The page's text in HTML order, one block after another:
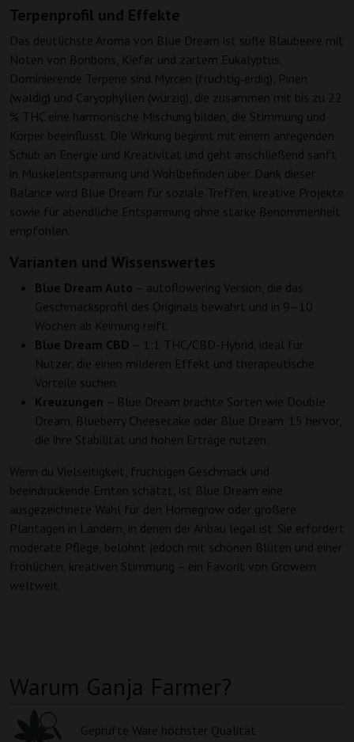
Terpenprofil und Effekte
Das deutlichste Aroma von Blue Dream ist süße Blaubeere mit
Noten von Bonbons, Kiefer und zartem Eukalyptus.
Dominierende Terpene sind Myrcen (fruchtig‑erdig), Pinen
(waldig) und Caryophyllen (würzig), die zusammen mit bis zu 22
% THC eine harmonische Mischung bilden, die Stimmung und
Körper beeinflusst. Die Wirkung beginnt mit einem anregenden
Schub an Energie und Kreativität und geht anschließend sanft
in Muskelentspannung und Wohlbefinden über. Dank dieser
Balance wird Blue Dream für soziale Treffen, kreative Projekte
sowie für abendliche Entspannung ohne starke Benommenheit
empfohlen.
Varianten und Wissenswertes
Blue Dream Auto – autoflowering Version, die das
Geschmacksprofil des Originals bewahrt und in 9–10
Wochen ab Keimung reift.
Blue Dream CBD – 1:1 THC/CBD-Hybrid, ideal für
Nutzer, die einen milderen Effekt und therapeutische
Vorteile suchen.
Kreuzungen – Blue Dream brachte Sorten wie Double
Dream, Blueberry Cheesecake oder Blue Dream ’15 hervor,
die ihre Stabilität und hohen Erträge nutzen.
Wenn du Vielseitigkeit, fruchtigen Geschmack und
beeindruckende Ernten schätzt, ist Blue Dream eine
ausgezeichnete Wahl für den Homegrow oder größere
Plantagen in Ländern, in denen der Anbau legal ist. Sie erfordert
moderate Pflege, belohnt jedoch mit schönen Blüten und einer
fröhlichen, kreativen Stimmung – ein Favorit von Growern
weltweit.
Warum Ganja Farmer?
Geprüfte Ware höchster Qualität